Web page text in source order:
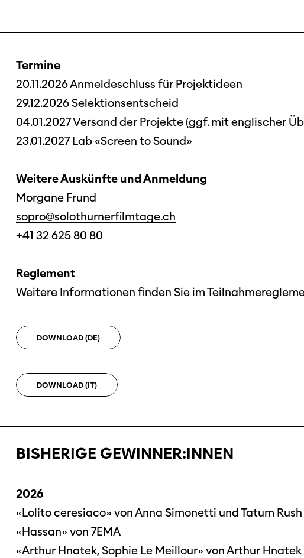
verwenden Sie einen
Informationen
Ausgaben
Angebot
Medieninfos
Instagram
Termine
20.11.2026 Anmeldeschluss für Projektideen
29.12.2026 Selektionsentscheid
04.01.2027 Versand der Projekte (ggf. mit englischer
23.01.2027 Lab «Screen to Sound»
Weitere Auskünfte und Anmeldung
Morgane Frund
sopro@solothurnerfilmtage.ch
+41 32 625 80 80
Reglement
Weitere Informationen finden Sie im
DOWNLOAD (DE)
DOWNLOAD (IT)
BISHERIGE GEWINNER:INNEN
2026
«Lolito ceresiaco» von Anna Simonetti und Tatum Rush
«Hassan» von 7EMA
«Arthur Hnatek, Sophie Le Meillour» von Arthur